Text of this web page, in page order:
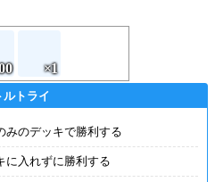
みのデッキで勝利する
に入れずに勝利する